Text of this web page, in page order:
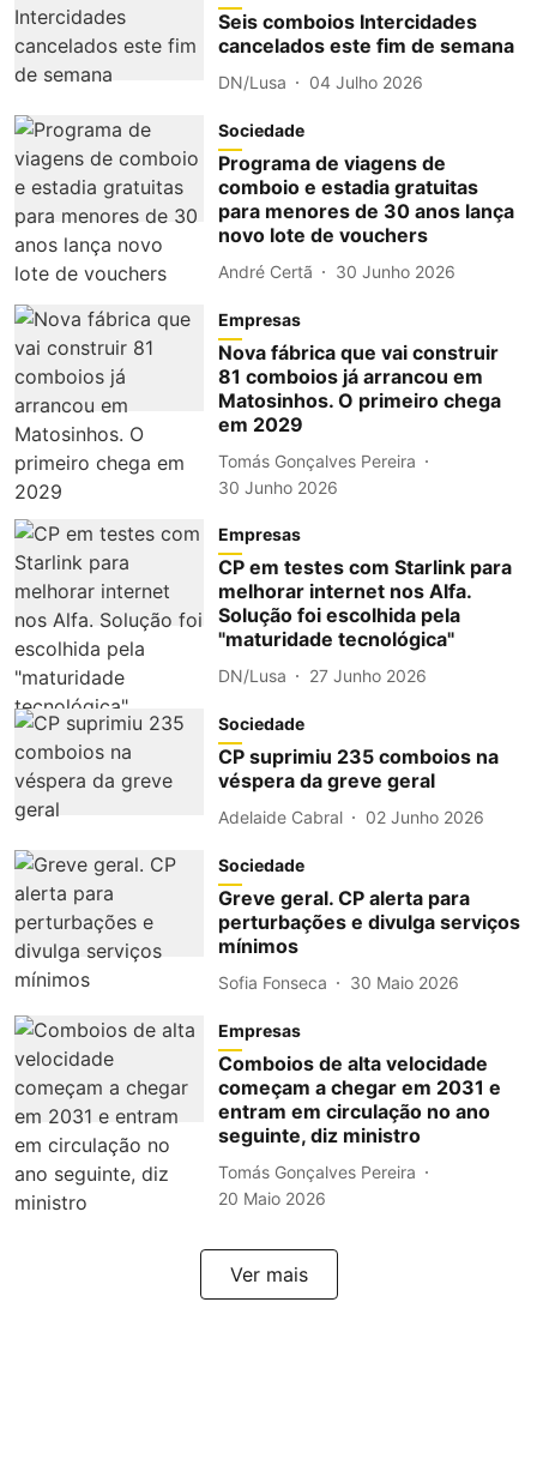
Seis comboios Intercidades
cancelados este fim de semana
DN/Lusa 04 Julho 2026
Sociedade
Programa de viagens de
comboio e estadia gratuitas
para menores de 30 anos lança
novo lote de vouchers
André Certã 30 Junho 2026
Empresas
Nova fábrica que vai construir
81 comboios já arrancou em
Matosinhos. O primeiro chega
em 2029
Tomás Gonçalves Pereira
30 Junho 2026
Empresas
CP em testes com Starlink para
melhorar internet nos Alfa.
Solução foi escolhida pela
"maturidade tecnológica"
DN/Lusa 27 Junho 2026
Sociedade
CP suprimiu 235 comboios na
véspera da greve geral
Adelaide Cabral 02 Junho 2026
Sociedade
Greve geral. CP alerta para
perturbações e divulga serviços
mínimos
Sofia Fonseca 30 Maio 2026
Empresas
Comboios de alta velocidade
começam a chegar em 2031 e
entram em circulação no ano
seguinte, diz ministro
Tomás Gonçalves Pereira
20 Maio 2026
Ver mais